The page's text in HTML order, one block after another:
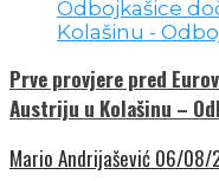
Prve provjere pred
Austriju u Kolašinu –
Mario Andrijašević 06/08/